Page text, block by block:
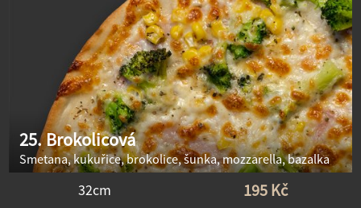
25. Brokolicová
Smetana, kukuřice, brokolice, šunka, mozzarella, bazalka
32cm 195 Kč